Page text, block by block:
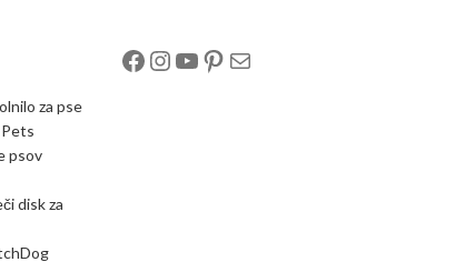
za pse
psov
disk za